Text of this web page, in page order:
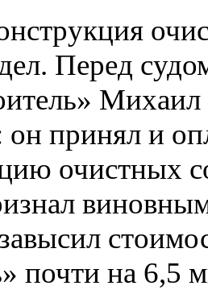
Перед
Михаил
он принял и
очистных
почти на 6,5